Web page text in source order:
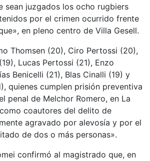
sean juzgados los ocho rugbiers
por el crimen ocurrido frente
en pleno centro de Villa Gesell.
Thomsen (20), Ciro Pertossi (20),
Lucas Pertossi (21), Enzo
Benicelli (21), Blas Cinalli (19) y
quienes cumplen prisión preventiva
penal de Melchor Romero, en La
coautores del delito de
agravado por alevosía y por el
de dos o más personas».
confirmó al magistrado que, en